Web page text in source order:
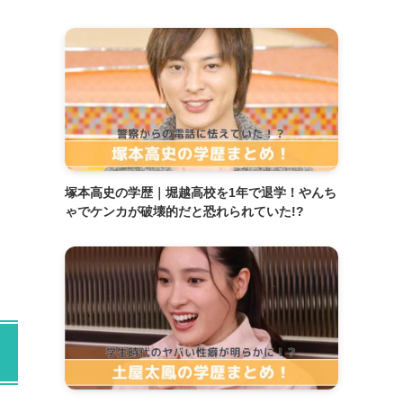
塚本高史の学歴｜堀越高校を1年で退学！やんち
ゃでケンカが破壊的だと恐れられていた!?